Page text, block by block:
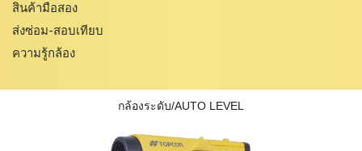
สินค้ามือสอง
ส่งซ่อม-สอบเทียบ
ความรู้กล้อง
กล้องระดับ/AUTO LEVEL